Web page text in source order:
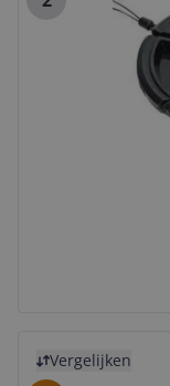
Vergelijken